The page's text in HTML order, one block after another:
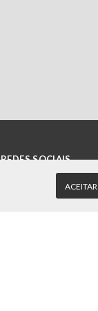
REDES SOCIAIS
ACEITAR